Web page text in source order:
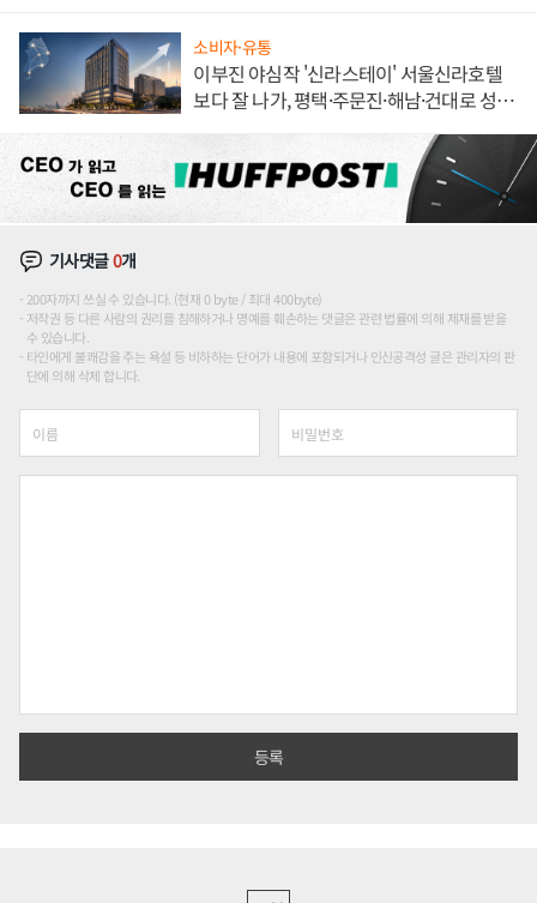
소비자·유통
이부진 야심작 '신라스테이' 서울신라호텔
보다 잘 나가, 평택·주문진·해남·건대로 성
기사댓글0개
200자까지 쓰실 수 있습니다. (현재 0 byte / 최대 400byte)
저작권 등 다른 사람의 권리를 침해하거나 명예를 훼손하는 댓글은 관련 법률에 의해 제재를 받을
수 있습니다.
타인에게 불쾌감을 주는 욕설 등 비하하는 단어가 내용에 포함되거나 인신공격성 글은 관리자의 판
단에 의해 삭제 합니다.